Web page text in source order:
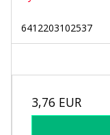
6412203102537
3,76 EUR